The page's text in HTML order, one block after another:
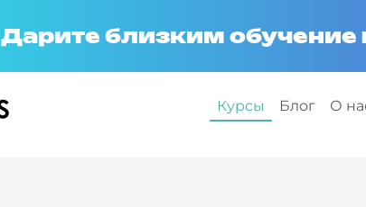
Курсы Блог О
Дарите близким обучение